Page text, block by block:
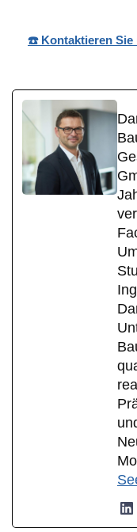
☎️ Kontaktieren Sie